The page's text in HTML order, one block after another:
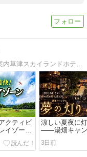
草津温泉の魅力を画像と動画によりご案内草津スカイランドホテル フロントスタッフが運営してます。
クティビ
イゾーン
涼しい夏夜に
――湯畑キャン
灯り」8月22
3日前